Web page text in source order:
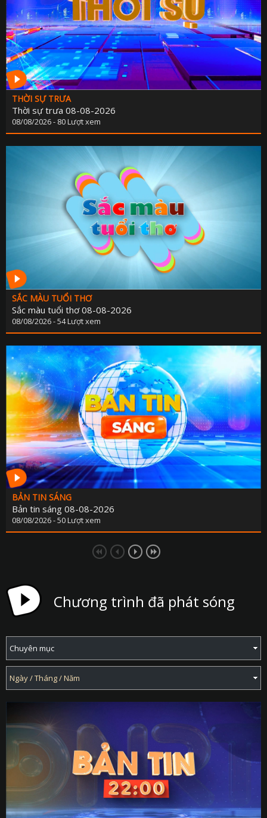
THỜI SỰ TRƯA
Thời sự trưa 08-08-2026
08/08/2026 - 80 Lượt xem
SẮC MÀU TUỔI THƠ
Sắc màu tuổi thơ 08-08-2026
08/08/2026 - 54 Lượt xem
BẢN TIN SÁNG
Bản tin sáng 08-08-2026
08/08/2026 - 50 Lượt xem
Chương trình đã phát sóng